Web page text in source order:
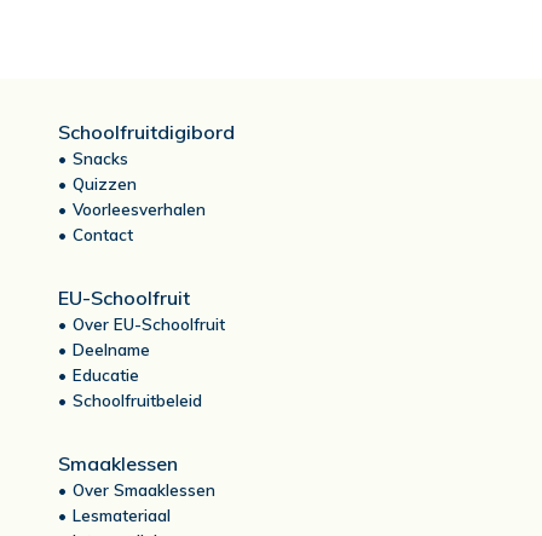
Schoolfruitdigibord
Snacks
Quizzen
Voorleesverhalen
Contact
EU-Schoolfruit
Over EU-Schoolfruit
Deelname
Educatie
Schoolfruitbeleid
Smaaklessen
Over Smaaklessen
Lesmateriaal